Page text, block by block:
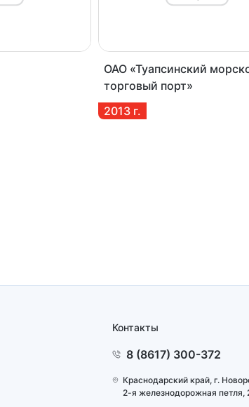
ОАО «Туапсинский
торговый порт»
2013 г.
Контакты
8 (8617) 300-372
Краснодарский край, г.
2-я железнодорожная петля,